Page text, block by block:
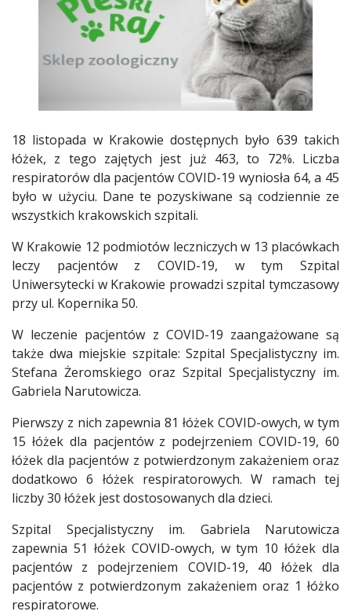
18 listopada w Krakowie dostępnych było 639 takich
łóżek, z tego zajętych jest już 463, to 72%. Liczba
respiratorów dla pacjentów COVID-19 wyniosła 64, a 45
było w użyciu. Dane te pozyskiwane są codziennie ze
wszystkich krakowskich szpitali.
W Krakowie 12 podmiotów leczniczych w 13 placówkach
leczy pacjentów z COVID-19, w tym Szpital
Uniwersytecki w Krakowie prowadzi szpital tymczasowy
przy ul. Kopernika 50.
W leczenie pacjentów z COVID-19 zaangażowane są
także dwa miejskie szpitale: Szpital Specjalistyczny im.
Stefana Żeromskiego oraz Szpital Specjalistyczny im.
Gabriela Narutowicza.
Pierwszy z nich zapewnia 81 łóżek COVID-owych, w tym
15 łóżek dla pacjentów z podejrzeniem COVID-19, 60
łóżek dla pacjentów z potwierdzonym zakażeniem oraz
dodatkowo 6 łóżek respiratorowych. W ramach tej
liczby 30 łóżek jest dostosowanych dla dzieci.
Szpital Specjalistyczny im. Gabriela Narutowicza
zapewnia 51 łóżek COVID-owych, w tym 10 łóżek dla
pacjentów z podejrzeniem COVID-19, 40 łóżek dla
pacjentów z potwierdzonym zakażeniem oraz 1 łóżko
respiratorowe.